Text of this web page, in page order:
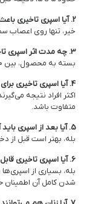
2. آیا اسپری تاخیری باعث کاهش میل جنسی می‌شود؟
خیر، تنها روی اعصاب
3. چه مدت اثر اسپری تاخیری باقی می‌ماند؟
بسته به محصول، بین ۲۰ تا ۴۵ دقیقه.
4. آیا اسپری تاخیری برای همه مردان مؤثر است؟
اکثر افراد نتیجه
متفاوت باشد.
5. آیا بعد از اسپری باید آلت را بشوییم؟
بله، بهتر است قبل از
6. آیا اسپری تاخیری قابل استفاده با کاندوم است؟
بله، بسیاری از
شدن کامل آن اطمینان